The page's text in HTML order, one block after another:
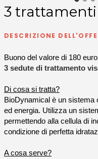
3
DESCRIZIONE
Buono del valore di 180
3 sedute di trattamento
Di cosa si tratta?
BioDynamical è un sistema
ed energia. Utilizza un
permettendo alla cellula di
condizione di perfetta
A cosa serve?